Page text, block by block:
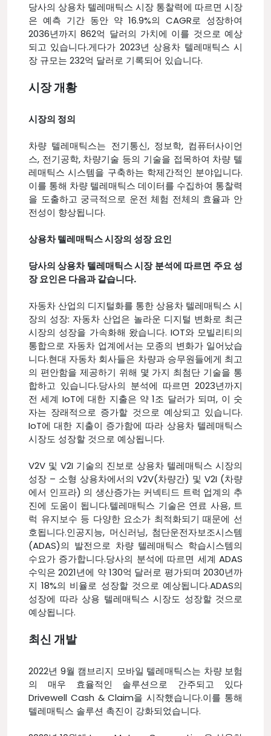
당사의 상용차 텔레매틱스 시장 통찰력에 따르면 시장
은 예측 기간 동안 약 16.9%의 CAGR로 성장하여
2036년까지 862억 달러의 가치에 이를 것으로 예상
되고 있습니다.게다가 2023년 상용차 텔레매틱스 시
장 규모는 232억 달러로 기록되어 있습니다.
시장 개황
시장의 정의
차량 텔레매틱스는 전기통신, 정보학, 컴퓨터사이언
스, 전기공학, 차량기술 등의 기술을 접목하여 차량 텔
레매틱스 시스템을 구축하는 학제간적인 분야입니다.
이를 통해 차량 텔레매틱스 데이터를 수집하여 통찰력
을 도출하고 궁극적으로 운전 체험 전체의 효율과 안
전성이 향상됩니다.
상용차 텔레매틱스 시장의 성장 요인
당사의 상용차 텔레매틱스 시장 분석에 따르면 주요 성
장 요인은 다음과 같습니다.
자동차 산업의 디지털화를 통한 상용차 텔레매틱스 시
장의 성장: 자동차 산업은 놀라운 디지털 변화로 최근
시장의 성장을 가속화해 왔습니다. IOT와 모빌리티의
통합으로 자동차 업계에서는 모종의 변화가 일어났습
니다.현대 자동차 회사들은 차량과 승무원들에게 최고
의 편안함을 제공하기 위해 몇 가지 최첨단 기술을 통
합하고 있습니다.당사의 분석에 따르면 2023년까지
전 세계 IoT에 대한 지출은 약 1조 달러가 되며, 이 숫
자는 장래적으로 증가할 것으로 예상되고 있습니다.
IoT에 대한 지출이 증가함에 따라 상용차 텔레매틱스
시장도 성장할 것으로 예상됩니다.
V2V 및 V2I 기술의 진보로 상용차 텔레매틱스 시장의
성장 – 소형 상용차에서의 V2V(차량간) 및 V2I (차량
에서 인프라) 의 생산증가는 커넥티드 트럭 업계의 추
진에 도움이 됩니다.텔레매틱스 기술은 연료 사용, 트
럭 유지보수 등 다양한 요소가 최적화되기 때문에 선
호됩니다.인공지능, 머신러닝, 첨단운전자보조시스템
(ADAS)의 발전으로 차량 텔레매틱스 학습시스템의
수요가 증가합니다.당사의 분석에 따르면 세계 ADAS
수익은 2021년에 약 130억 달러로 평가되며 2030년까
지 18%의 비율로 성장할 것으로 예상됩니다.ADAS의
성장에 따라 상용 텔레매틱스 시장도 성장할 것으로
예상됩니다.
최신 개발
2022년 9월 캠브리지 모바일 텔레매틱스는 차량 보험
의 매우 효율적인 솔루션으로 간주되고 있다
Drivewell Cash & Claim을 시작했습니다.이를 통해
텔레매틱스 솔루션 촉진이 강화되었습니다.